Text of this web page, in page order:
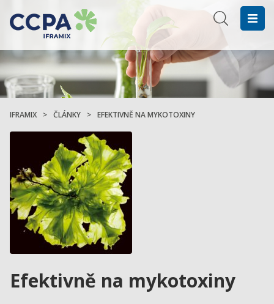
IFRAMIX > ČLÁNKY > EFEKTIVNĚ NA MYKOTOXINY
Efektivně na mykotoxiny